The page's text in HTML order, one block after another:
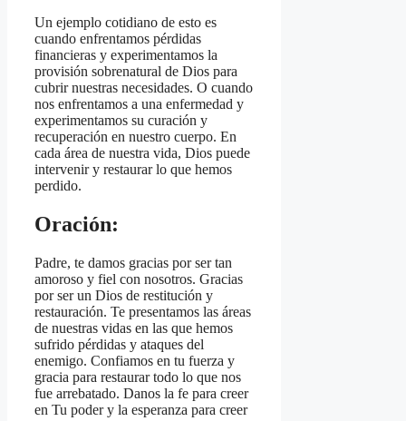
Un ejemplo cotidiano de esto es
cuando enfrentamos pérdidas
financieras y experimentamos la
provisión sobrenatural de Dios para
cubrir nuestras necesidades. O cuando
nos enfrentamos a una enfermedad y
experimentamos su curación y
recuperación en nuestro cuerpo. En
cada área de nuestra vida, Dios puede
intervenir y restaurar lo que hemos
perdido.
Oración:
Padre, te damos gracias por ser tan
amoroso y fiel con nosotros. Gracias
por ser un Dios de restitución y
restauración. Te presentamos las áreas
de nuestras vidas en las que hemos
sufrido pérdidas y ataques del
enemigo. Confiamos en tu fuerza y ​​
gracia para restaurar todo lo que nos
fue arrebatado. Danos la fe para creer
en Tu poder y la esperanza para creer